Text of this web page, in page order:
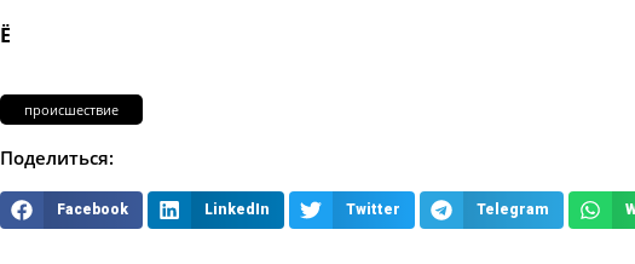
Ё
происшествие
Поделиться:
Facebook LinkedIn Twitter Telegram